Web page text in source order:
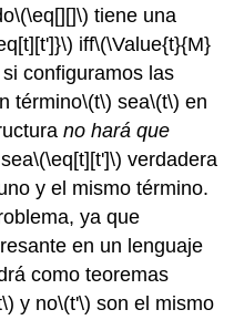
\(\eq[][]\) tiene una
iff\(\Value{t}{M}
configuramos las
término\(t\) sea\(t\) en
no hará que
\(\eq[t][t']\) verdadera
y el mismo término.
ya que
en un lenguaje
como teoremas
y no\(t'\) son el mismo